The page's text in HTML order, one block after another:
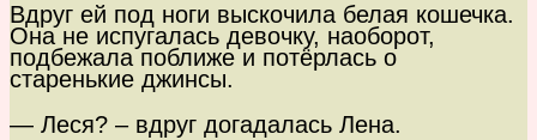
Вдруг ей под ноги выскочила белая кошечка.
Она не испугалась девочку, наоборот,
подбежала поближе и потёрлась о
старенькие джинсы.
— Леся? – вдруг догадалась Лена.